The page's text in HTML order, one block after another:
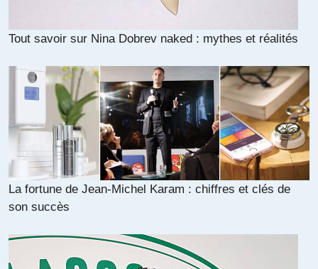
Tout savoir sur Nina Dobrev naked : mythes et réalités
La fortune de Jean-Michel Karam : chiffres et clés de
son succès